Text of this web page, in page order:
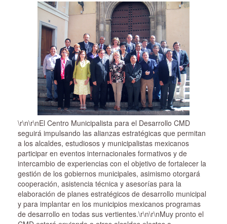
\r\n\r\nEl Centro Municipalista para el Desarrollo CMD
seguirá impulsando las alianzas estratégicas que permitan
a los alcaldes, estudiosos y municipalistas mexicanos
participar en eventos internacionales formativos y de
intercambio de experiencias con el objetivo de fortalecer la
gestión de los gobiernos municipales, asimismo otorgará
cooperación, asistencia técnica y asesorías para la
elaboración de planes estratégicos de desarrollo municipal
y para implantar en los municipios mexicanos programas
de desarrollo en todas sus vertientes.\r\n\r\nMuy pronto el